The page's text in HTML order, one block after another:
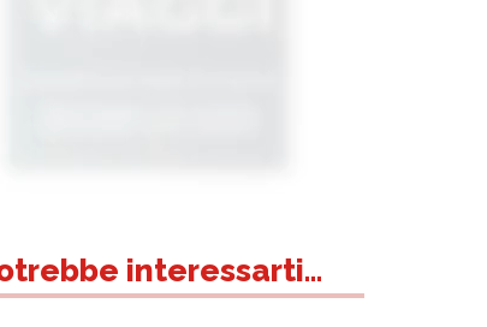
interessarti...